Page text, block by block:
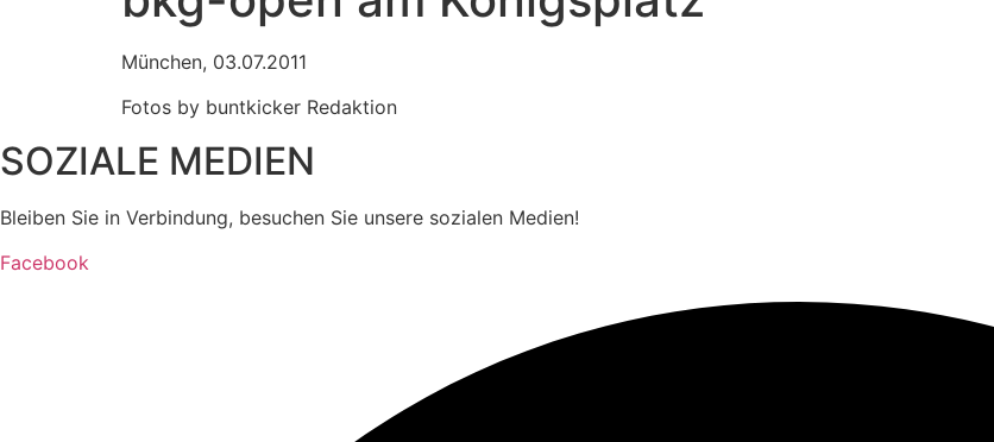
München, 03.07.2011
Fotos by buntkicker Redaktion
SOZIALE MEDIEN
Bleiben Sie in Verbindung, besuchen Sie unsere sozialen Medien!
Facebook